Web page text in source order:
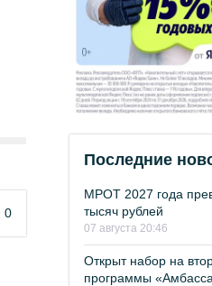
0
Последние
МРОТ 2027 года
тысяч рублей
07 августа 20:46
Открыт набор на
программы